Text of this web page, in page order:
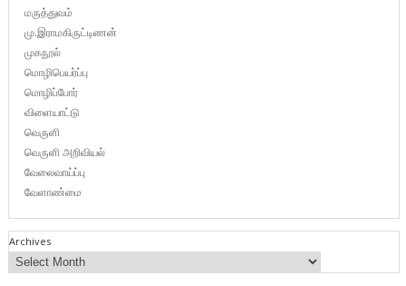
மருத்துவம்
மு.இராமகிருட்டிணன்
முகநூல்
மொழிபெயர்ப்பு
மொழிப்போர்
விளையாட்டு
வெருளி
வெருளி அறிவியல்
வேலைவாய்ப்பு
வேளாண்மை
Archives